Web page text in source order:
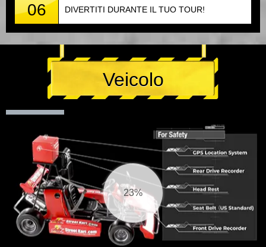
06 DIVERTITI DURANTE IL TUO TOUR!
Veicolo
24%